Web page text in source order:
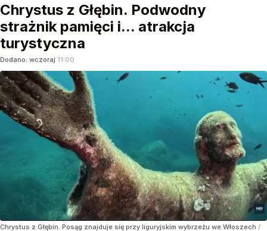
Chrystus z Głębin. Podwodny
strażnik pamięci i... atrakcja
turystyczna
Dodano: wczoraj 11:00
Chrystus z Głębin. Posąg znajduje się przy liguryjskim wybrzeżu we Włoszech /